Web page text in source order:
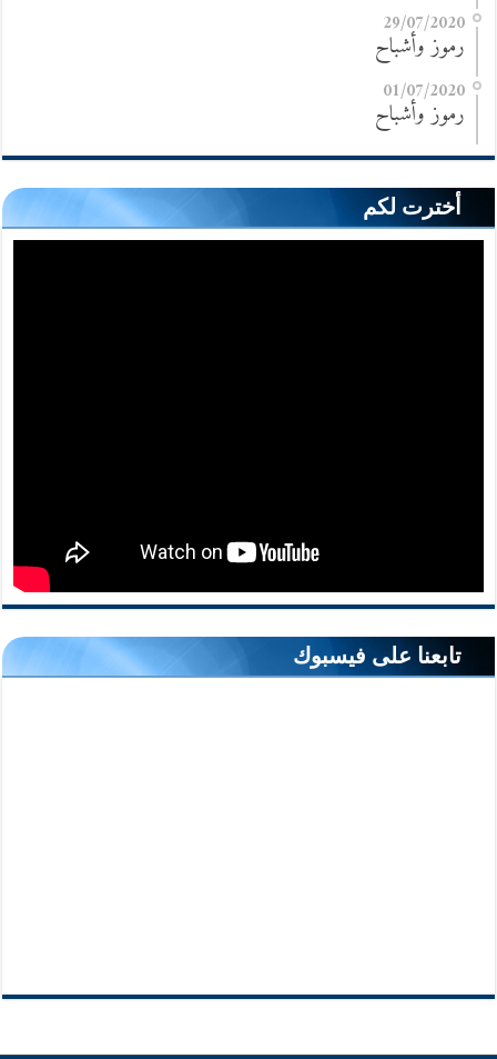
29/07/2020
رموز وأشباح
01/07/2020
رموز وأشباح
أخترت لكم
تابعنا على فيسبوك